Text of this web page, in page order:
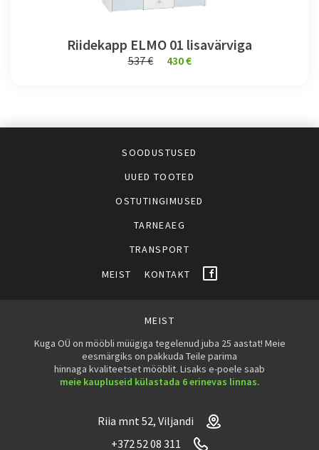
Riidekapp ELMO 01 lisavärviga
537 € 430 €
SOODUSTUSED
UUED TOOTED
OSTUTINGIMUSED
TARNEAEG
TRANSPORT
MEIST
KONTAKT
MEIST
Kuga OÜ on mööbli müügiga tegelenud juba 25 aastat! Meie
eesmärgiks on pakkuda Teile parima
hinnaga kvaliteetset mööblit. Lisaks e-poele saab
meie kaupluseid külastada 6 erinevas linnas.
Riia mnt 52, Viljandi
+372 52 08 311